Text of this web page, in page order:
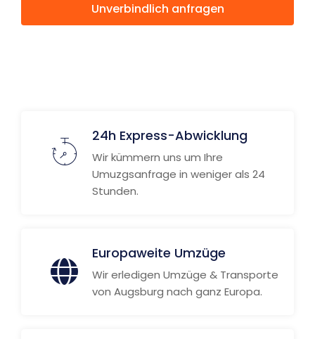
Unverbindlich anfragen
24h Express-Abwicklung
Wir kümmern uns um Ihre
Umuzgsanfrage in weniger als 24
Stunden.
Europaweite Umzüge
Wir erledigen Umzüge & Transporte
von Augsburg nach ganz Europa.